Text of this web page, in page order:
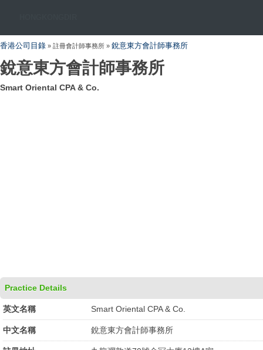
香港公司目錄 » 註冊會計師事務所 » 銳意東方會計師事務所
銳意東方會計師事務所
Smart Oriental CPA & Co.
Practice Details
英文名稱 Smart Oriental CPA & Co.
中文名稱 銳意東方會計師事務所